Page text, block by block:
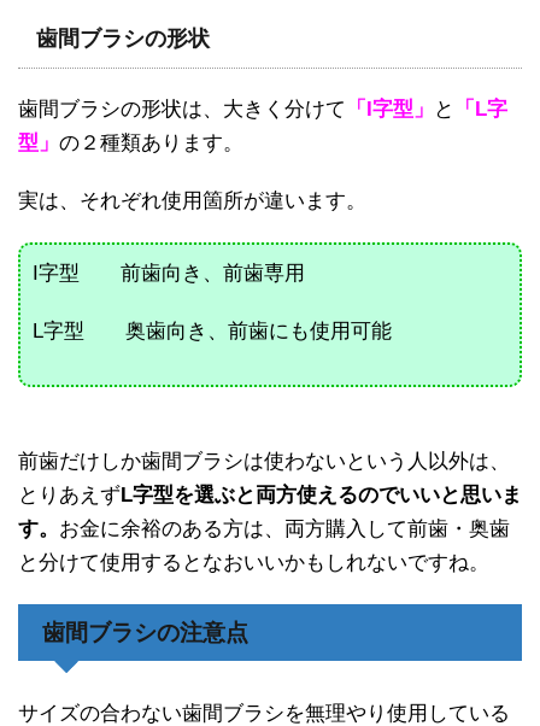
歯間ブラシの形状
歯間ブラシの形状は、大きく分けて 「I字型」 と
「L字
型」 の２種類あります。
実は、それぞれ使用箇所が違います。
I字型 前歯向き、前歯専用
L字型 奥歯向き、前歯にも使用可能
前歯だけしか歯間ブラシは使わないという人以外は、
とりあえずL字型を選ぶと両方使えるのでいいと思いま
す。 お金に余裕のある方は、両方購入して前歯・奥歯
と分けて使用するとなおいいかもしれないですね。
歯間ブラシの注意点
サイズの合わない歯間ブラシを無理やり使用している